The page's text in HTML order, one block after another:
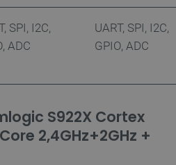
SPI, I2C,
ADC
UART, SPI, I2C,
GPIO, ADC
S922X Cortex
2,4GHz+2GHz +